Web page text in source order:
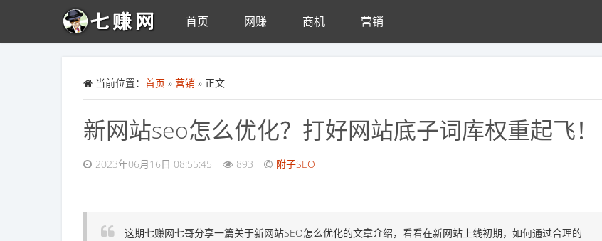
首页 网赚 商机 营销
当前位置： 首页 » 营销 » 正文
新网站seo怎么优化？打好网站底子词库权重起飞！
2023年06月16日 08:55:45 893 附子SEO
这期七赚网七哥分享一篇关于新网站SEO怎么优化的文章介绍，看看在新网站上线初期，如何通过合理的